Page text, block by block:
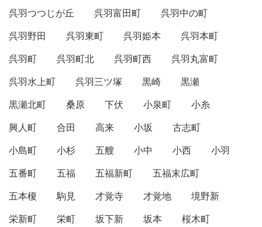
呉羽つつじが丘
呉羽富田町
呉羽中の町
呉羽野田
呉羽東町 呉羽姫本
呉羽本町
呉羽町
呉羽町北 呉羽町西
呉羽丸富町
呉羽水上町
呉羽三ツ塚 黒崎
黒瀬
黒瀬北町
桑原 下伏 小泉町
小糸
興人町
合田 高来 小坂
古志町
小島町
小杉 五艘 小中 小西
小羽
五番町
五福 五福新町
五福末広町
五本榎
駒見 才覚寺 才覚地
境野新
栄新町
栄町 坂下新 坂本
桜木町